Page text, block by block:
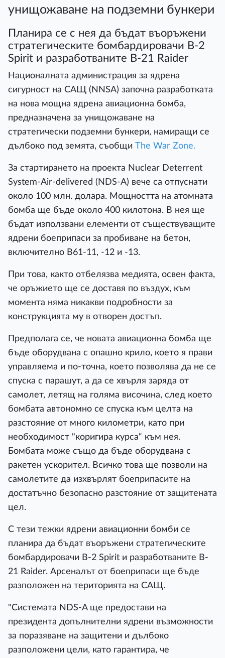
унищожаване на подземни бункери
Планира се с нея да бъдат въоръжени
стратегическите бомбардировачи B-2
Spirit и разработваните B-21 Raider
Националната администрация за ядрена
сигурност на САЩ (NNSA) започна разработката
на нова мощна ядрена авиационна бомба,
предназначена за унищожаване на
стратегически подземни бункери, намиращи се
дълбоко под земята, съобщи The War Zone.
За стартирането на проекта Nuclear Deterrent
System-Air-delivered (NDS-A) вече са отпуснати
около 100 млн. долара. Мощността на атомната
бомба ще бъде около 400 килотона. В нея ще
бъдат използвани елементи от съществуващите
ядрени боеприпаси за пробиване на бетон,
включително B61-11, -12 и -13.
При това, както отбелязва медията, освен факта,
че оръжието ще се доставя по въздух, към
момента няма никакви подробности за
конструкцията му в отворен достъп.
Предполага се, че новата авиационна бомба ще
бъде оборудвана с опашно крило, което я прави
управляема и по-точна, което позволява да не се
спуска с парашут, а да се хвърля заряда от
самолет, летящ на голяма височина, след което
бомбата автономно се спуска към целта на
разстояние от много километри, като при
необходимост "коригира курса“ към нея.
Бомбата може също да бъде оборудвана с
ракетен ускорител. Всичко това ще позволи на
самолетите да изхвърлят боеприпасите на
достатъчно безопасно разстояние от защитената
цел.
С тези тежки ядрени авиационни бомби се
планира да бъдат въоръжени стратегическите
бомбардировачи B-2 Spirit и разработваните B-
21 Raider. Арсеналът от боеприпаси ще бъде
разположен на територията на САЩ.
"Системата NDS-A ще предостави на
президента допълнителни ядрени възможности
за поразяване на защитени и дълбоко
разположени цели, като гарантира, че